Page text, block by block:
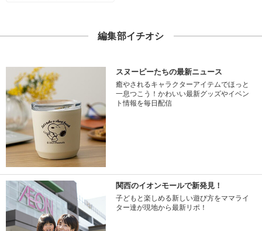
編集部イチオシ
スヌーピーたちの最新ニュース
癒やされるキャラクターアイテムでほっと
一息つこう！かわいい最新グッズやイベン
ト情報を毎日配信
関西のイオンモールで新発見！
子どもと楽しめる新しい遊び方をママライ
ター達が現地から最新リポ！